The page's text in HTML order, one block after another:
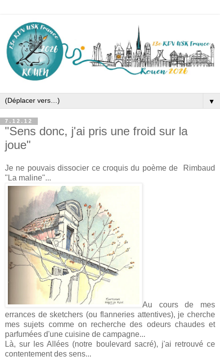
▼
7.12.12
"Sens donc, j'ai pris une froid sur la
joue"
Je ne pouvais dissocier ce croquis du poème de Rimbaud
"La maline"...
Au cours de mes
errances de sketchers (ou flanneries attentives), je cherche
mes sujets comme on recherche des odeurs chaudes et
parfumées d'une cuisine de campagne...
Là, sur les Allées (notre boulevard sacré), j'ai retrouvé ce
contentement des sens...